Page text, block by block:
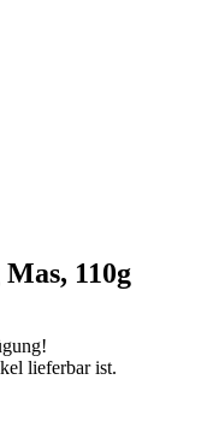
110g
lieferbar ist.